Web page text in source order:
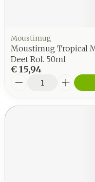
Moustimug
Moustimug Tropical
Deet Rol. 50ml
€ 15,94